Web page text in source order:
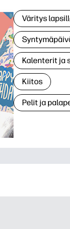
Väritys
Kalenterit ja
Kiitos
Pelit ja